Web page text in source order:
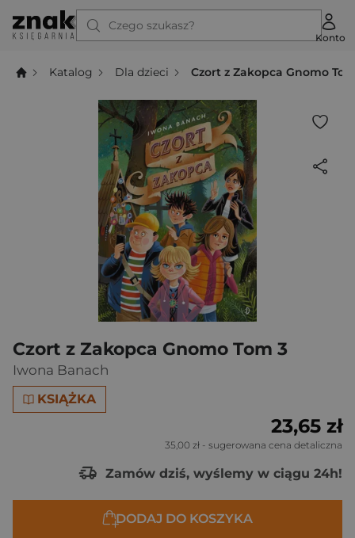
Czego szukasz?
Konto
Katalog Dla dzieci Czort z Zakopca Gnomo
Czort z Zakopca Gnomo Tom 3
Iwona Banach
KSIĄŻKA
23,65 zł
35,00 zł - sugerowana cena detaliczna
Zamów dziś, wyślemy w ciągu 24h!
DODAJ DO KOSZYKA